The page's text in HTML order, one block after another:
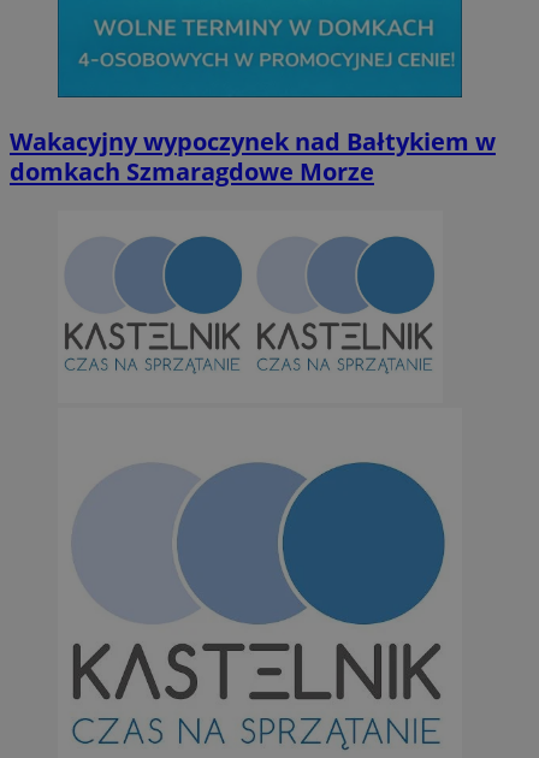
Wakacyjny wypoczynek nad Bałtykiem w
domkach Szmaragdowe Morze